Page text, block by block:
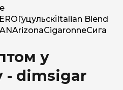
Гуцульскі Italian Blend
ArizonaCigaronneСига
у
- dimsigar